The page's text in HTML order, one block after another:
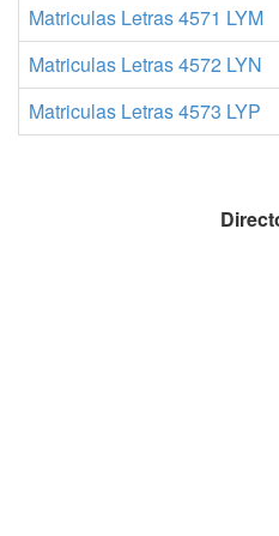
Matriculas Letras 4571 LYM
Matriculas Letras 4572 LYN
Matriculas Letras 4573 LYP